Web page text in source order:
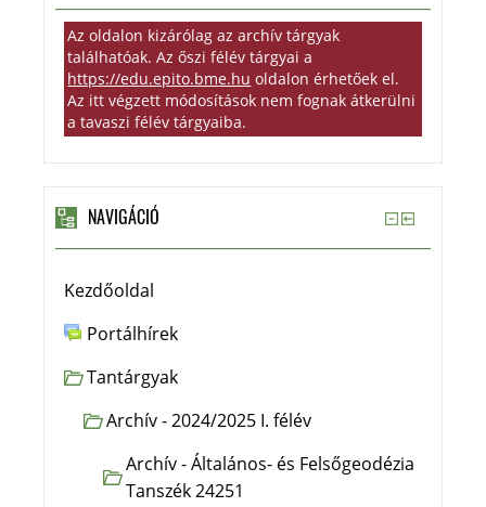
Az oldalon kizárólag az archív tárgyak
találhatóak. Az őszi félév tárgyai a
https://edu.epito.bme.hu oldalon érhetőek el.
Az itt végzett módosítások nem fognak átkerülni
a tavaszi félév tárgyaiba.
NAVIGÁCIÓ
Kezdőoldal
Portálhírek
Tantárgyak
Archív - 2024/2025 I. félév
Archív - Általános- és Felsőgeodézia
Tanszék 24251